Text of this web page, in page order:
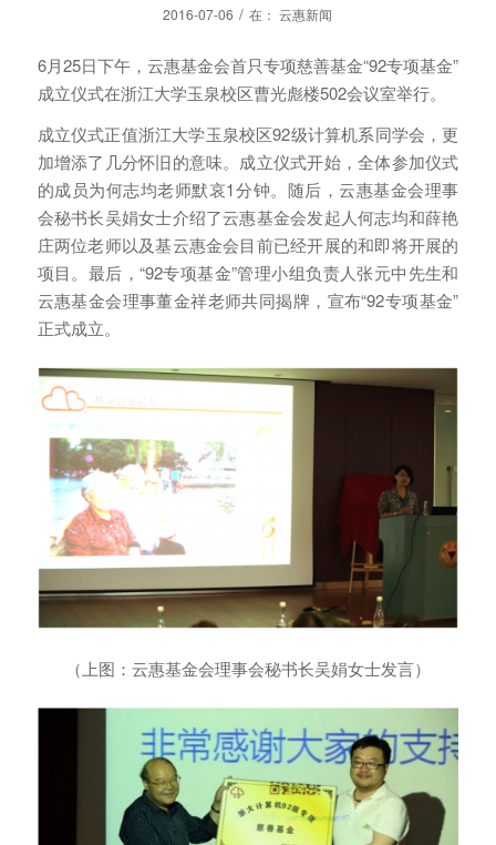
2016-07-06 / 在：云惠新闻
6月25日下午，云惠基金会首只专项慈善基金“92专项基金”
成立仪式在浙江大学玉泉校区曹光彪楼502会议室举行。
成立仪式正值浙江大学玉泉校区92级计算机系同学会，更
加增添了几分怀旧的意味。成立仪式开始，全体参加仪式
的成员为何志均老师默哀1分钟。随后，云惠基金会理事
会秘书长吴娟女士介绍了云惠基金会发起人何志均和薛艳
庄两位老师以及基云惠金会目前已经开展的和即将开展的
项目。最后，“92专项基金”管理小组负责人张元中先生和
云惠基金会理事董金祥老师共同揭牌，宣布“92专项基金”
正式成立。
（上图：云惠基金会理事会秘书长吴娟女士发言）